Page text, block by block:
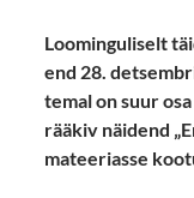
Loominguliselt
end 28.
temal on suur
rääkiv näidend
mateeriasse